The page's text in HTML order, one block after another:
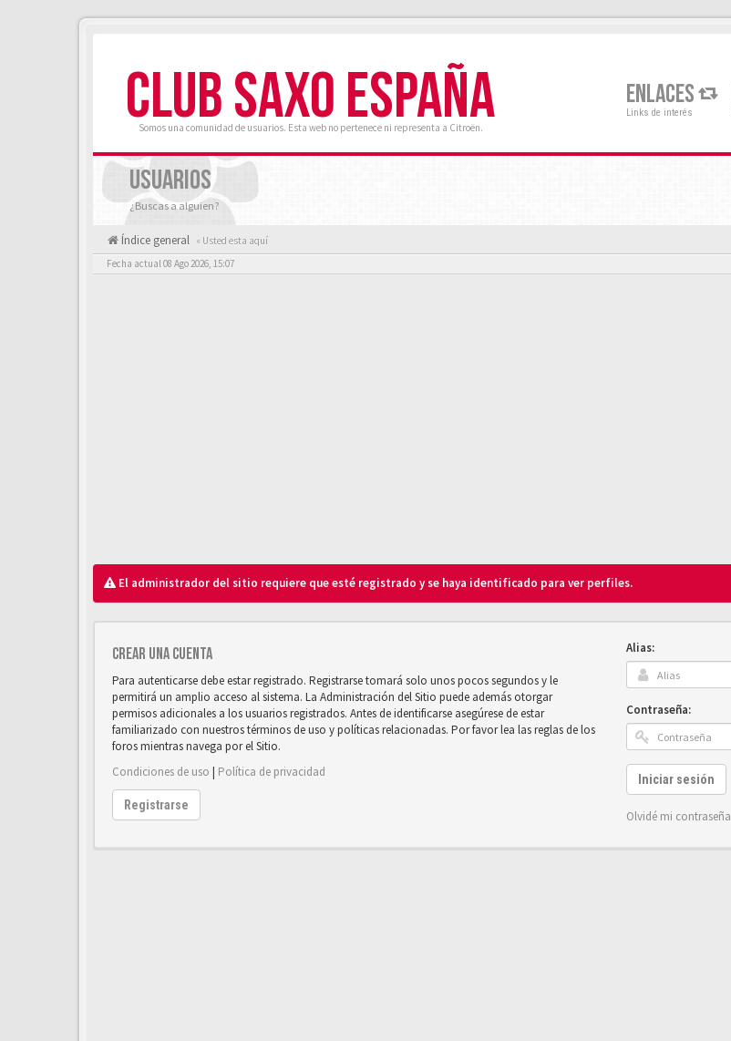
CLUB SAXO ESPAÑA
Somos una comunidad de usuarios. Esta web no pertenece ni representa a Citroën.
ENLACES
Links de interés
USUARIOS
¿Buscas a alguien?
Índice general « Usted esta aquí
Fecha actual 08 Ago 2026, 15:07
El administrador del sitio requiere que esté registrado y se haya identificado para ver perfiles.
Crear una cuenta
Para autenticarse debe estar registrado. Registrarse tomará solo unos pocos segundos y le
permitirá un amplio acceso al sistema. La Administración del Sitio puede además otorgar
permisos adicionales a los usuarios registrados. Antes de identificarse asegúrese de estar
familiarizado con nuestros términos de uso y políticas relacionadas. Por favor lea las reglas de los
foros mientras navega por el Sitio.
Condiciones de uso | Política de privacidad
Registrarse
Alias:
Contraseña:
Iniciar sesión
Olvidé mi contraseña